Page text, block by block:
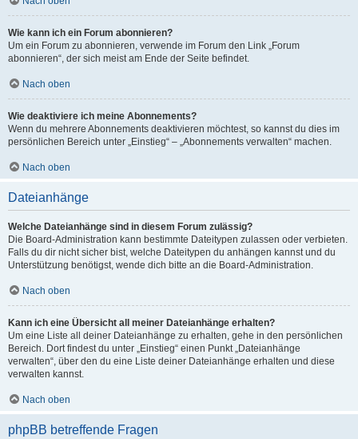
Wie kann ich ein Forum abonnieren?
Um ein Forum zu abonnieren, verwende im Forum den Link „Forum
abonnieren“, der sich meist am Ende der Seite befindet.
Nach oben
Wie deaktiviere ich meine Abonnements?
Wenn du mehrere Abonnements deaktivieren möchtest, so kannst du dies im
persönlichen Bereich unter „Einstieg“ – „Abonnements verwalten“ machen.
Nach oben
Dateianhänge
Welche Dateianhänge sind in diesem Forum zulässig?
Die Board-Administration kann bestimmte Dateitypen zulassen oder verbieten.
Falls du dir nicht sicher bist, welche Dateitypen du anhängen kannst und du
Unterstützung benötigst, wende dich bitte an die Board-Administration.
Nach oben
Kann ich eine Übersicht all meiner Dateianhänge erhalten?
Um eine Liste all deiner Dateianhänge zu erhalten, gehe in den persönlichen
Bereich. Dort findest du unter „Einstieg“ einen Punkt „Dateianhänge
verwalten“, über den du eine Liste deiner Dateianhänge erhalten und diese
verwalten kannst.
Nach oben
phpBB betreffende Fragen